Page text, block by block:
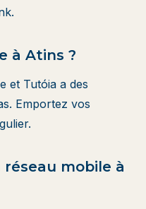
à Atins ?
et Tutóia a des
Emportez vos
mobile à